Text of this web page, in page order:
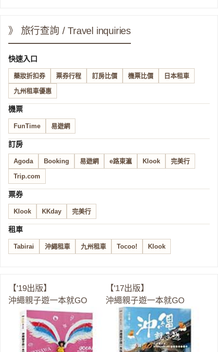
》 旅行查詢 / Travel inquiries
快速入口
藥妝折扣券 票券行程 訂房比價 機票比價 日本租車
九州租車優惠
機票
FunTime 易遊網
訂房
Agoda Booking 易遊網 e路東瀛 Klook 完美行
Trip.com
票券
Klook KKday 完美行
租車
Tabirai 沖繩租車 九州租車 Tocoo! Klook
【'19出版】
沖繩親子遊一本就GO
【'17出版】
沖繩親子遊一本就GO